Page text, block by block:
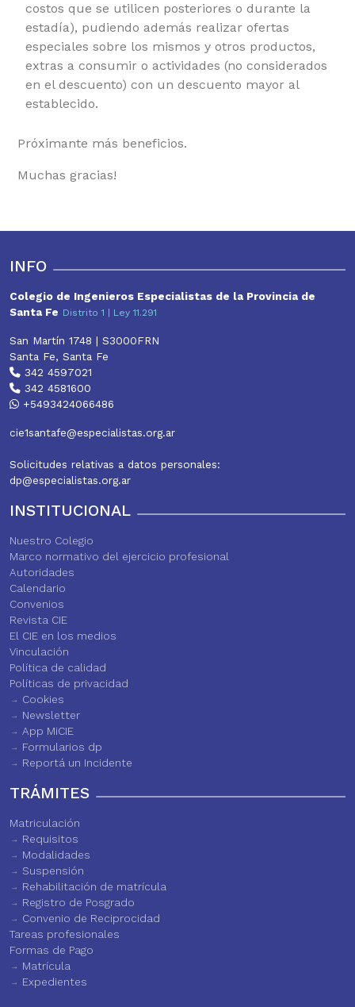
costos que se utilicen posteriores o durante la
estadía), pudiendo además realizar ofertas
especiales sobre los mismos y otros productos,
extras a consumir o actividades (no considerados
en el descuento) con un descuento mayor al
establecido.
Próximante más beneficios.
Muchas gracias!
INFO
Colegio de Ingenieros Especialistas de la Provincia de
Santa Fe Distrito 1 | Ley 11.291
San Martín 1748 | S3000FRN
Santa Fe, Santa Fe
342 4597021
342 4581600
+5493424066486
cie1santafe@especialistas.org.ar
Solicitudes relativas a datos personales:
dp@especialistas.org.ar
INSTITUCIONAL
Nuestro Colegio
Marco normativo del ejercicio profesional
Autoridades
Calendario
Convenios
Revista CIE
El CIE en los medios
Vinculación
Política de calidad
Políticas de privacidad
Cookies
Newsletter
App MiCIE
Formularios dp
Reportá un Incidente
TRÁMITES
Matriculación
Requisitos
Modalidades
Suspensión
Rehabilitación de matrícula
Registro de Posgrado
Convenio de Reciprocidad
Tareas profesionales
Formas de Pago
Matrícula
Expedientes